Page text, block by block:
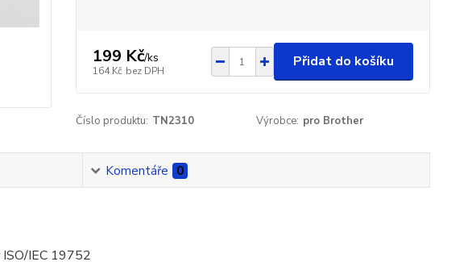
199 Kč/ks
164 Kč bez DPH
Přidat do košíku
Číslo produktu: TN2310 Výrobce: pro Brother
Komentáře 0
IEC 19752